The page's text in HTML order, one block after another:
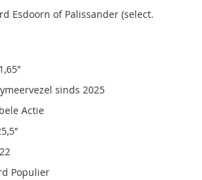
Esdoorn of Palissander (select.
sinds 2025
Actie
Populier